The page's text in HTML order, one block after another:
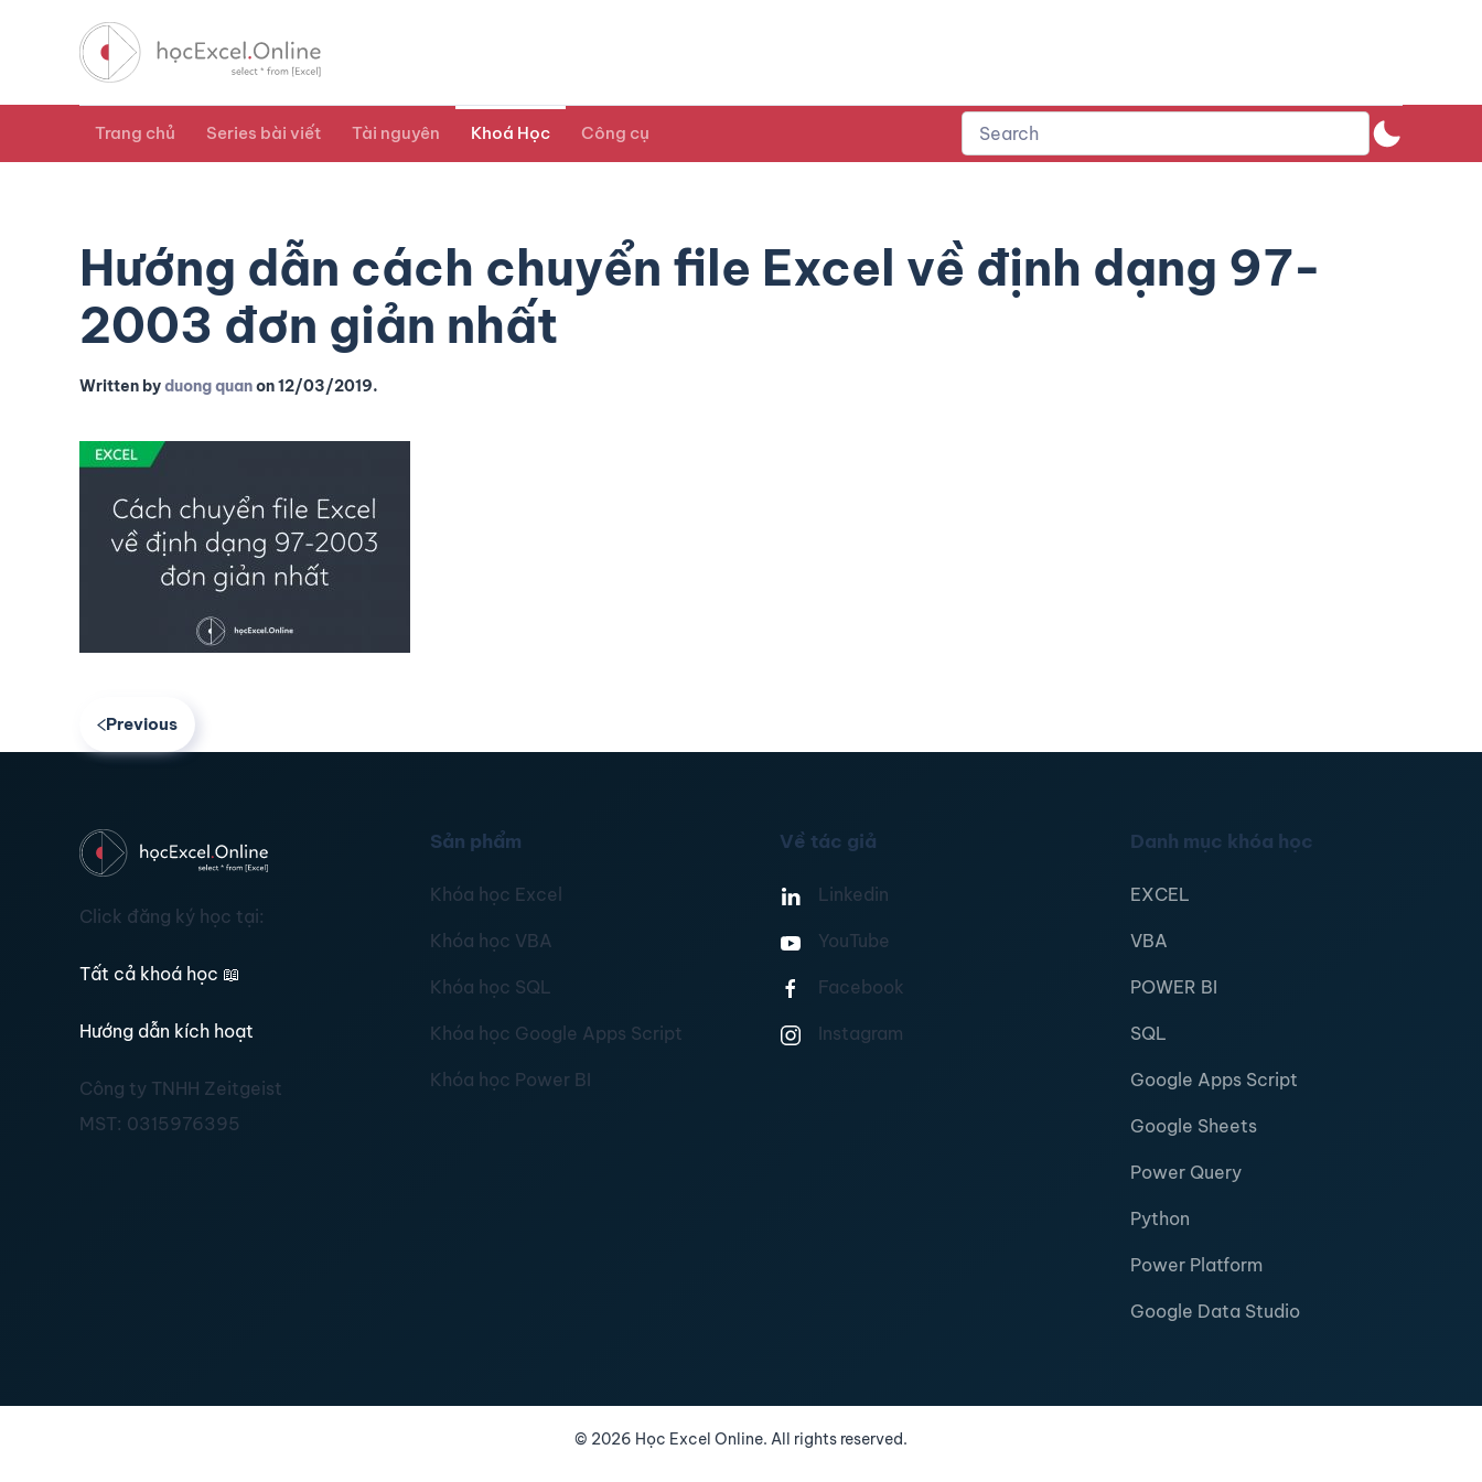
Trang chủ Series bài viết Tài nguyên Khoá Học Công cụ
Hướng dẫn cách chuyển file Excel về định dạng 97-
2003 đơn giản nhất
Written byduong quanon12/03/2019.
Previous
Click đăng ký học tại:
Tất cả khoá học 📖
Hướng dẫn kích hoạt
Công ty TNHH Zeitgeist
MST: 0315976395
Sản phẩm
Khóa học Excel
Khóa học VBA
Khóa học SQL
Khóa học Google Apps Script
Khóa học Power BI
Về tác giả
Linkedin
YouTube
Facebook
Instagram
Danh mục khóa học
EXCEL
VBA
POWER BI
SQL
Google Apps Script
Google Sheets
Power Query
Python
Power Platform
Google Data Studio
© 2026 Học Excel Online. All rights reserved.